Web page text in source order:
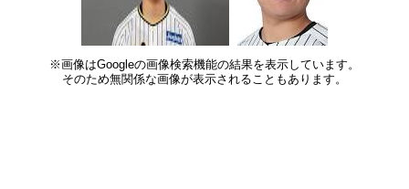
※画像はGoogleの画像検索機能の結果を表示しています。
そのため無関係な画像が表示されることもあります。